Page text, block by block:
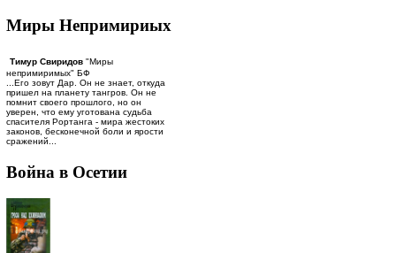
Миры Непримириых
Тимур Свиридов "Миры
непримиримых" БФ
...Его зовут Дар. Он не знает, откуда
пришел на планету тангров. Он не
помнит своего прошлого, но он
уверен, что ему уготована судьба
спасителя Рортанга - мира жестоких
законов, бесконечной боли и ярости
сражений...
Война в Осетии